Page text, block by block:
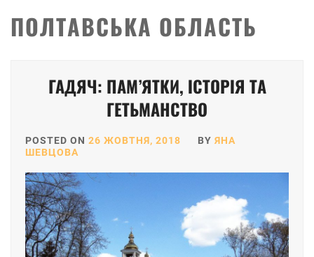
ПОЛТАВСЬКА ОБЛАСТЬ
ГАДЯЧ: ПАМ’ЯТКИ, ІСТОРІЯ ТА
ГЕТЬМАНСТВО
POSTED ON 26 ЖОВТНЯ, 2018 BY ЯНА
ШЕВЦОВА
pagination